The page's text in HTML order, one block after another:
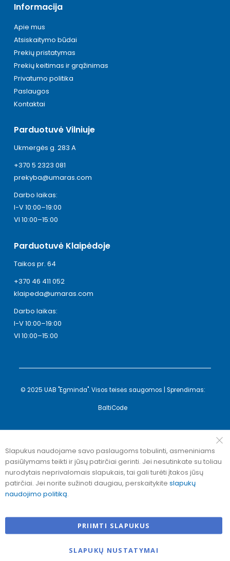
Informacija
Apie mus
Atsiskaitymo būdai
Prekių pristatymas
Prekių keitimas ir grąžinimas
Privatumo politika
Paslaugos
Kontaktai
Parduotuvė Vilniuje
Ukmergės g. 283 A
+370 5 2323 081
prekyba@umaras.com
Darbo laikas:
I-V 10:00–19:00
VI 10:00–15:00
Parduotuvė Klaipėdoje
Taikos pr. 64
+370 46 411 052
klaipeda@umaras.com
Darbo laikas:
I-V 10:00–19:00
VI 10:00–15:00
© 2025 UAB "Egminda". Visos teisės saugomos | Sprendimas:
BaltiCode
Slapukus naudojame savo paslaugoms tobulinti, asmeniniams
pasiūlymams teikti ir jūsų patirčiai gerinti. Jei nesutinkate su toliau
nurodytais neprivalomais slapukais, tai gali turėti įtakos jūsų
patirčiai. Jei norite sužinoti daugiau, perskaitykite slapukų
naudojimo politiką.
PRIIMTI SLAPUKUS
SLAPUKŲ NUSTATYMAI